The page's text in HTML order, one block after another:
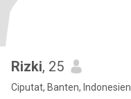
Rizki, 25
Ciputat, Banten, Indonesien